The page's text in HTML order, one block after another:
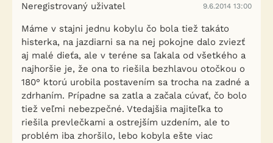
Neregistrovaný uživatel 9.6.2014 13:00
Máme v stajni jednu kobylu čo bola tiež takáto
histerka, na jazdiarni sa na nej pokojne dalo zviezť
aj malé dieťa, ale v teréne sa ľakala od všetkého a
najhoršie je, že ona to riešila bezhlavou otočkou o
180° ktorú urobila postavením sa trocha na zadné a
zdrhaním. Prípadne sa zatla a začala cúvať, čo bolo
tiež veľmi nebezpečné. Vtedajšia majiteľka to
riešila prevlečkami a ostrejším uzdením, ale to
problém iba zhoršilo, lebo kobyla ešte viac